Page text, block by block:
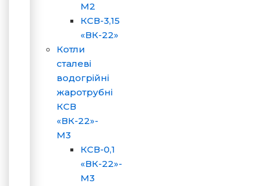
М2
КСВ-3,15
«ВК-22»
Котли
сталеві
водогрійні
жаротрубні
КСВ
«ВК-22»-
М3
КСВ-0,1
«ВК-22»-
М3